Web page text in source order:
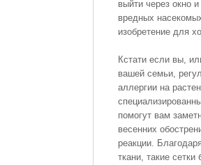
выйти через окно
вредных
изобретение для
Кстати если вы,
вашей семьи,
аллергии на
помогут вам
весенних
реакции.
ткани, такие